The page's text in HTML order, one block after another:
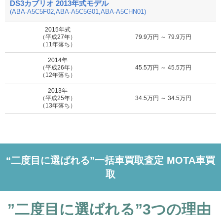
DS3カブリオ 2013年式モデル
(ABA-A5C5F02,ABA-A5C5G01,ABA-A5CHN01)
2015年式
（平成27年）
（11年落ち）
79.9万円 ～ 79.9万円
2014年
（平成26年）
（12年落ち）
45.5万円 ～ 45.5万円
2013年
（平成25年）
（13年落ち）
34.5万円 ～ 34.5万円
“二度目に選ばれる”一括車買取査定 MOTA車買
取
”二度目に選ばれる”3つの理由